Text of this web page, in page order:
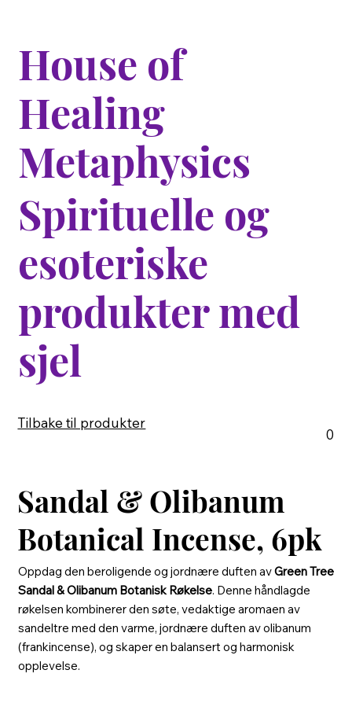
House of
Healing
Metaphysics
Spirituelle og
esoteriske
produkter med
sjel
Tilbake til produkter
0
Sandal & Olibanum
Botanical Incense, 6pk
Oppdag den beroligende og jordnære duften avGreen Tree
Sandal & Olibanum Botanisk Røkelse. Denne håndlagde
røkelsen kombinerer den søte, vedaktige aromaen av
sandeltre med den varme, jordnære duften av olibanum
(frankincense), og skaper en balansert og harmonisk
opplevelse.